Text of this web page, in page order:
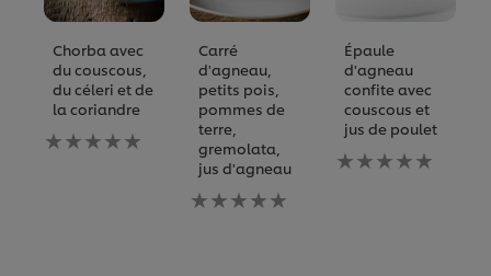
Chorba avec
du couscous,
du céleri et de
la coriandre
Aucune
évaluation
Carré
d'agneau,
petits pois,
pommes de
terre,
gremolata,
jus d'agneau
Aucune
évaluation
Épaule
d'agneau
confite avec
couscous et
jus de poulet
Aucune
évaluation